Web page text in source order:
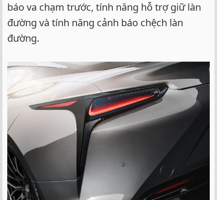
báo va chạm trước, tính năng hỗ trợ giữ làn
đường và tính năng cảnh báo chệch làn
đường.